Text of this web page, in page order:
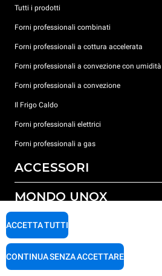
Tutti i prodotti
Forni professionali combinati
Forni professionali a cottura accelerata
Forni professionali a convezione con umidità
Forni professionali a convezione
Il Frigo Caldo
Forni professionali elettrici
Forni professionali a gas
ACCESSORI
Tutti gli accessori
Detergenti per lavaggio automatico
Detergenti per lavaggio manuale
Trattamento acqua con filtro a resine
MONDO UNOX
Le nostre sedi nel mondo
Carriere Unox
SUPPORTO
Garanzia Unox
ACCETTA TUTTI
CONTINUA SENZA ACCETTARE